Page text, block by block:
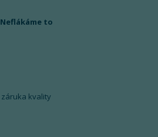
Neflákáme to
záruka kvality